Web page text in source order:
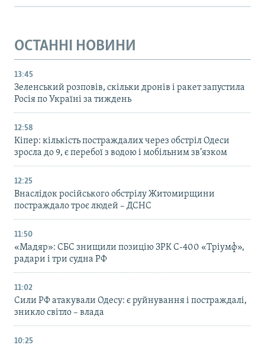
ОСТАННІ НОВИНИ
13:45
Зеленський розповів, скільки дронів і ракет запустила
Росія по Україні за тиждень
12:58
Кіпер: кількість постраждалих через обстріл Одеси
зросла до 9, є перебої з водою і мобільним зв’язком
12:25
Внаслідок російського обстрілу Житомирщини
постраждало троє людей – ДСНС
11:50
«Мадяр»: СБС знищили позицію ЗРК С-400 «Тріумф»,
радари і три судна РФ
11:02
Сили РФ атакували Одесу: є руйнування і постраждалі,
зникло світло – влада
10:25